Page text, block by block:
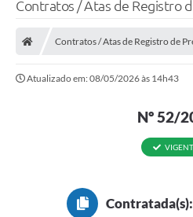
Controle Interno
Governança
Contratos / Atas de Registro
Contratos / Atas de Registro de
Atualizado em: 08/05/2026 às 14h43
Nº 52/
Contratada(s):